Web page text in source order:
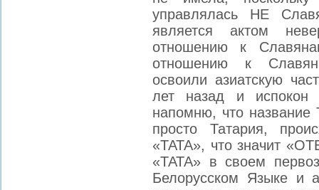
управлялась НЕ
является актом
отношению к
отношению к
освоили азиатскую
лет назад и
напомню, что название
просто Татария,
«ТАТА», что значит
«ТАТА» в своем
Белорусском Языке и